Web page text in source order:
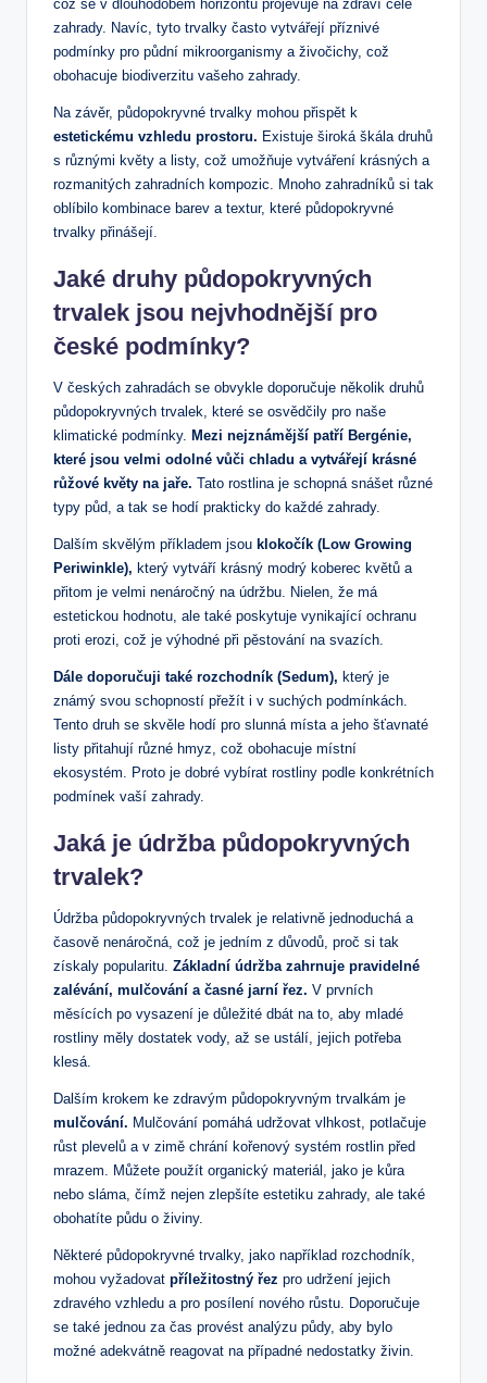
což se v dlouhodobém horizontu projevuje na zdraví celé
zahrady. Navíc, tyto trvalky často vytvářejí příznivé
podmínky pro půdní mikroorganismy a živočichy, což
obohacuje biodiverzitu vašeho zahrady.
Na závěr, půdopokryvné trvalky mohou přispět k
estetickému vzhledu prostoru. Existuje široká škála druhů
s různými květy a listy, což umožňuje vytváření krásných a
rozmanitých zahradních kompozic. Mnoho zahradníků si tak
oblíbilo kombinace barev a textur, které půdopokryvné
trvalky přinášejí.
Jaké druhy půdopokryvných
trvalek jsou nejvhodnější pro
české podmínky?
V českých zahradách se obvykle doporučuje několik druhů
půdopokryvných trvalek, které se osvědčily pro naše
klimatické podmínky. Mezi nejznámější patří Bergénie,
které jsou velmi odolné vůči chladu a vytvářejí krásné
růžové květy na jaře. Tato rostlina je schopná snášet různé
typy půd, a tak se hodí prakticky do každé zahrady.
Dalším skvělým příkladem jsou klokočík (Low Growing
Periwinkle), který vytváří krásný modrý koberec květů a
přitom je velmi nenáročný na údržbu. Nielen, že má
estetickou hodnotu, ale také poskytuje vynikající ochranu
proti erozi, což je výhodné při pěstování na svazích.
Dále doporučuji také rozchodník (Sedum), který je
známý svou schopností přežít i v suchých podmínkách.
Tento druh se skvěle hodí pro slunná místa a jeho šťavnaté
listy přitahují různé hmyz, což obohacuje místní
ekosystém. Proto je dobré vybírat rostliny podle konkrétních
podmínek vaší zahrady.
Jaká je údržba půdopokryvných
trvalek?
Údržba půdopokryvných trvalek je relativně jednoduchá a
časově nenáročná, což je jedním z důvodů, proč si tak
získaly popularitu. Základní údržba zahrnuje pravidelné
zalévání, mulčování a časné jarní řez. V prvních
měsících po vysazení je důležité dbát na to, aby mladé
rostliny měly dostatek vody, až se ustálí, jejich potřeba
klesá.
Dalším krokem ke zdravým půdopokryvným trvalkám je
mulčování. Mulčování pomáhá udržovat vlhkost, potlačuje
růst plevelů a v zimě chrání kořenový systém rostlin před
mrazem. Můžete použít organický materiál, jako je kůra
nebo sláma, čímž nejen zlepšíte estetiku zahrady, ale také
obohatíte půdu o živiny.
Některé půdopokryvné trvalky, jako například rozchodník,
mohou vyžadovat příležitostný řez pro udržení jejich
zdravého vzhledu a pro posílení nového růstu. Doporučuje
se také jednou za čas provést analýzu půdy, aby bylo
možné adekvátně reagovat na případné nedostatky živin.